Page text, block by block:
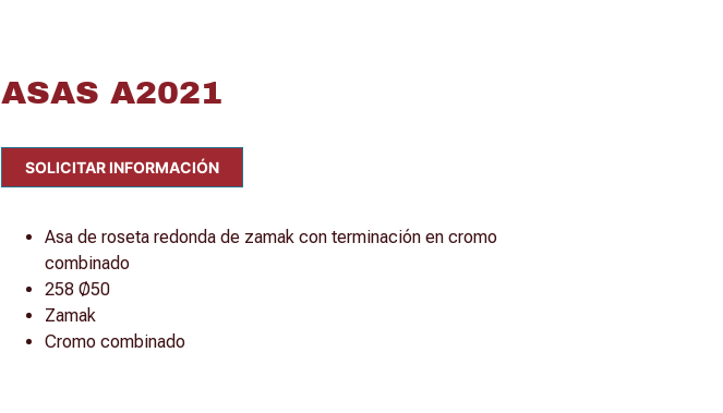
ASAS A2021
SOLICITAR INFORMACIÓN
Asa de roseta redonda de zamak con terminación en cromo
combinado
258 Ø50
Zamak
Cromo combinado